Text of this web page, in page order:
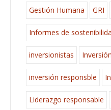
Gestión Humana GRI
Informes de
inversionistas
inversión responsble
Liderazgo responsable